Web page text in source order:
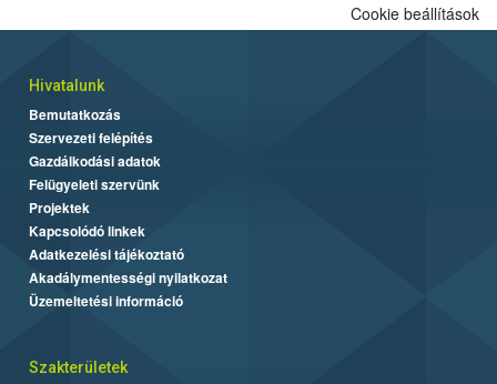
Cookie beállítások
Hivatalunk
Bemutatkozás
Szervezeti felépítés
Gazdálkodási adatok
Felügyeleti szervünk
Projektek
Kapcsolódó linkek
Adatkezelési tájékoztató
Akadálymentességi nyilatkozat
Üzemeltetési információ
Szakterületek